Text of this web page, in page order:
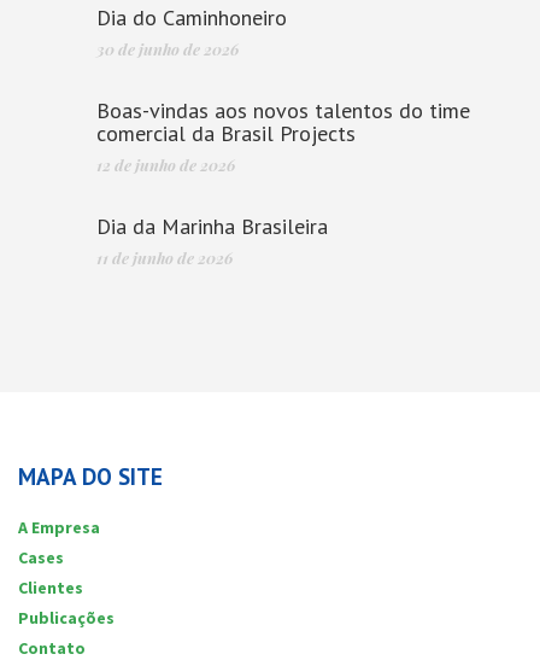
Dia do Caminhoneiro
30 de junho de 2026
Boas-vindas aos novos talentos do time
comercial da Brasil Projects
12 de junho de 2026
Dia da Marinha Brasileira
11 de junho de 2026
MAPA DO SITE
A Empresa
Cases
Clientes
Publicações
Contato